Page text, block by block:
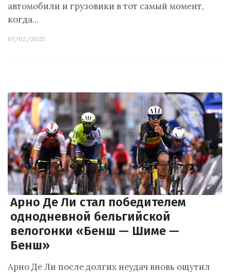
автомобили и грузовики в тот самый момент,
когда…
07/02/2025
Арно Де Ли стал победителем
однодневной бельгийской
велогонки «Бенш — Шиме —
Бенш»
Арно Де Ли после долгих неудач вновь ощутил